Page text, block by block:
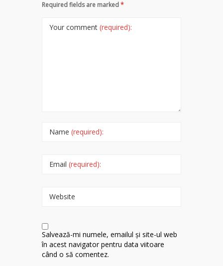
Required fields are marked*
Your comment (required):
Name (required):
Email (required):
Website
Salvează-mi numele, emailul și site-ul web
în acest navigator pentru data viitoare
când o să comentez.